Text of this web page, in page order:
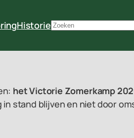
HistorieZoeken
het Victorie Zomerkamp
stand blijven en niet door